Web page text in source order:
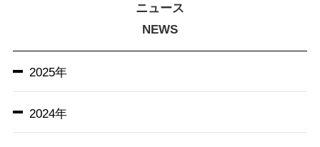
ニュース
NEWS
2025年
2024年